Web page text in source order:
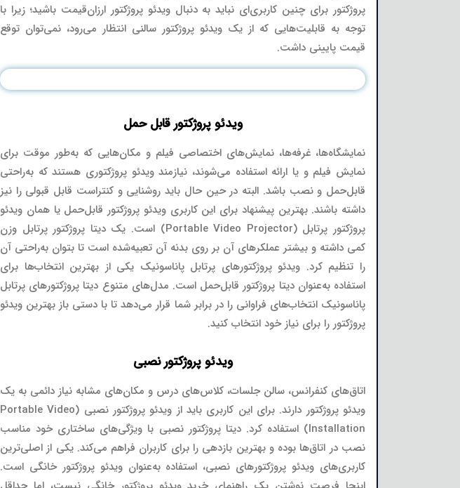
پروژکتور برای چنین کاربری‌ای نباید به دنبال ویدئو پروژکتور ارزان‌قیمت باشید؛ زیرا با
توجه به قابلیت‌هایی که از یک ویدئو پروژکتور سالنی انتظار می‌رود، نمی‌توان توقع
قیمت پایینی داشت.
ویدئو پروژکتور قابل حمل
نمایشگاه‌ها، غرفه‌ها، نمایش‌های اختصاصی فیلم و مکان‌هایی که به‌طور موقت برای
نمایش فیلم و یا ارائه استفاده می‌شوند، نیازمند ویدئو پروژکتوری هستند که به‌راحتی
قابل‌حمل و نصب باشد. البته در حین حال باید روشنایی و کنتراست قابل قبولی را نیز
داشته باشند. بهترین پیشنهاد برای این کاربری ویدئو پروژکتور قابل‌حمل یا همان ویدئو
پروژکتور پرتابل (Portable Video Projector) است. یک دیتا پروژکتور پرتابل وزن
کمی داشته و بیشتر عملکرهای آن بر روی بدنه آن تعبیه‌شده است تا بتوان به‌راحتی آن
را تنظیم کرد. ویدئو پروژکتورهای پرتابل پاناسونیک یکی از بهترین انتخاب‌ها برای
استفاده به‌عنوان دیتا پروژکتور قابل‌حمل است. مدل‌های متنوع دیتا پروژکتورهای پرتابل
پاناسونیک انتخاب‌های فراوانی را در برابر شما قرار می‌دهد تا با دستی باز بهترین ویدئو
پروژکتور را برای نیاز خود انتخاب کنید.
ویدئو پروژکتور نصبی
اتاق‌های کنفرانس، سالن جلسات، کلاس‌های درس و مکان‌های مشابه نیاز دائمی به یک
ویدئو پروژکتور دارند. برای این کاربری باید از ویدئو پروژکتور نصبی (Portable Video
Installation) استفاده کرد. دیتا پروژکتور نصبی با ویژگی‌های ساختاری خود مناسب
نصب در اتاق‌ها بوده و بهترین بازدهی را برای کاربران فراهم می‌کند. یکی از اصلی‌ترین
کاربری‌های ویدئو پروژکتورهای نصبی، استفاده به‌عنوان ویدئو پروژکتور خانگی است.